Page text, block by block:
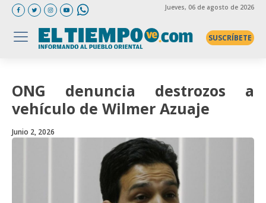
Jueves, 06 de agosto de 2026
SUSCRÍBETE
ONG denuncia destrozos a
vehículo de Wilmer Azuaje
Junio 2, 2026